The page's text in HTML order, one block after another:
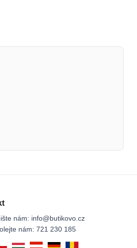
nám: info@butikovo.cz
nám: 721 230 185